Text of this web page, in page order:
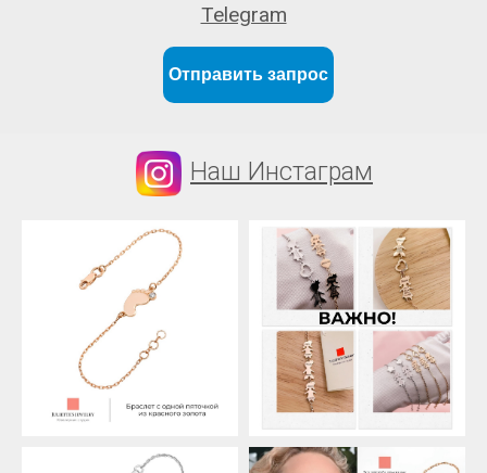
Отправить запрос
Telegram
Наш Инстаграм